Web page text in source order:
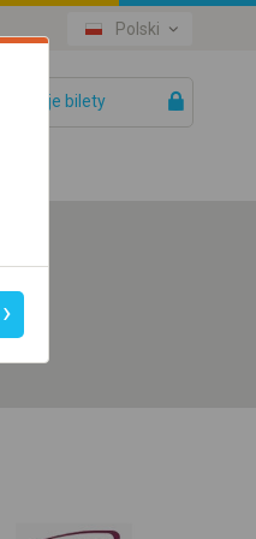
Polski
Twoje bilety